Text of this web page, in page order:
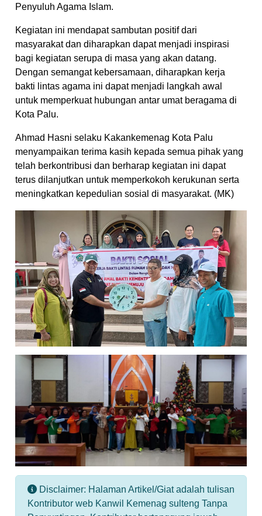
Penyuluh Agama Islam.
Kegiatan ini mendapat sambutan positif dari
masyarakat dan diharapkan dapat menjadi inspirasi
bagi kegiatan serupa di masa yang akan datang.
Dengan semangat kebersamaan, diharapkan kerja
bakti lintas agama ini dapat menjadi langkah awal
untuk memperkuat hubungan antar umat beragama di
Kota Palu.
Ahmad Hasni selaku Kakankemenag Kota Palu
menyampaikan terima kasih kepada semua pihak yang
telah berkontribusi dan berharap kegiatan ini dapat
terus dilanjutkan untuk memperkokoh kerukunan serta
meningkatkan kepedulian sosial di masyarakat. (MK)
Disclaimer: Halaman Artikel/Giat adalah tulisan
Kontributor web Kanwil Kemenag sulteng Tanpa